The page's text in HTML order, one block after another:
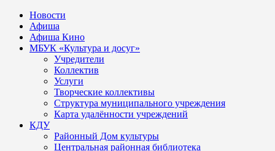
Новости
Афиша
Афиша Кино
МБУК «Культура и досуг»
Учредители
Коллектив
Услуги
Творческие коллективы
Структура муниципального учреждения
Карта удалённости учреждений
КДУ
Районный Дом культуры
Центральная районная библиотека